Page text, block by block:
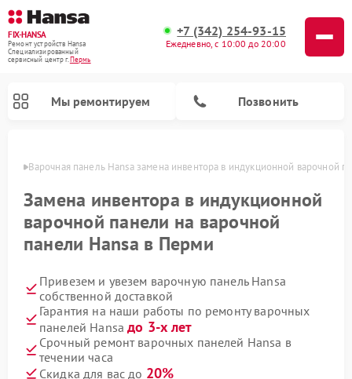
FIX-HANSA
Ремонт устройств Hansa
Специализированный
cервисный центр г.Пермь
+7 (342) 254-93-15
Ежедневно, с 10:00 до 20:00
Мы ремонтируем Позвонить
Варочная панель Hansa замена инвентора в индукционной варочной
Замена инвентора в индукционной
варочной панели на варочной
панели Hansa в Перми
Привезем и увезем варочную панель Hansa
собственной доставкой
Гарантия на наши работы по ремонту варочных
панелей Hansaдо 3-х лет
Срочный ремонт варочных панелей Hansa в
течении часа
Скидка для вас до 20%